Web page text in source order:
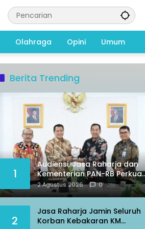
Olahraga Opini Umum
Berita Trending
1
Audiensi, Jasa Raharja dan
Kementerian PAN-RB Perkuat
Koordinasi
2 Agustus 2026 0
2
Jasa Raharja Jamin Seluruh
Korban Kebakaran KM